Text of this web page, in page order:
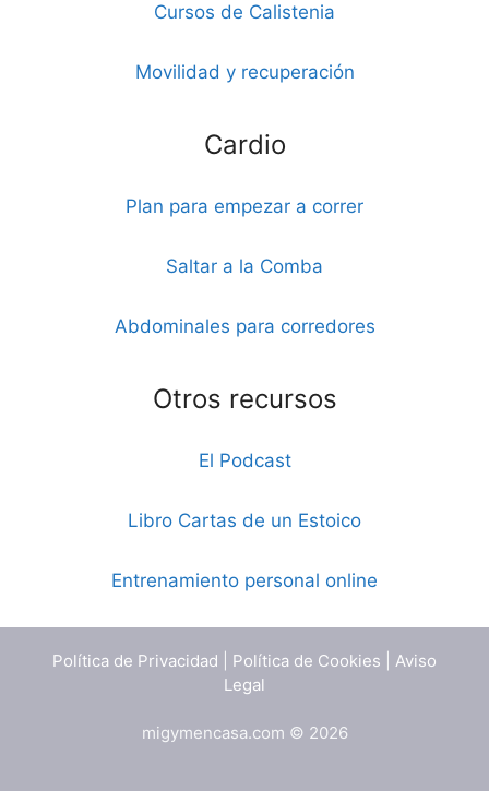
Cursos de Calistenia
Movilidad y recuperación
Cardio
Plan para empezar a correr
Saltar a la Comba
Abdominales para corredores
Otros recursos
El Podcast
Libro Cartas de un Estoico
Entrenamiento personal online
Política de Privacidad Política de Cookies
Aviso
Legal
migymencasa.com © 2026